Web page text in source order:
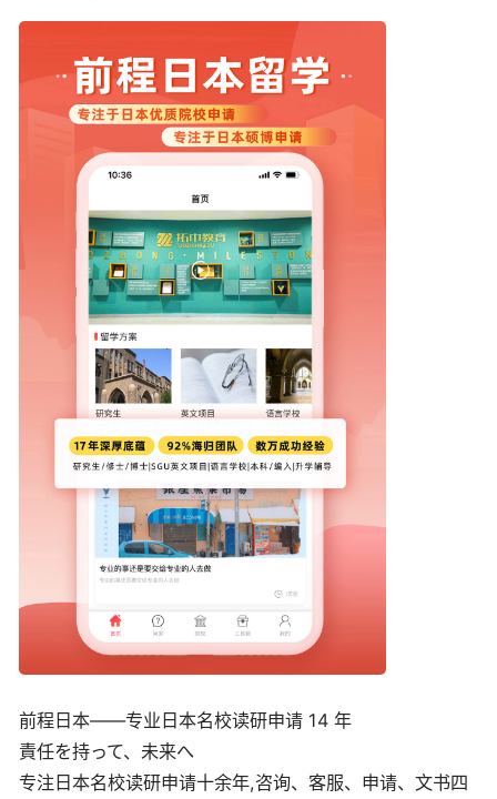
前程日本——专业日本名校读研申请 14 年
責任を持って、未来へ
专注日本名校读研申请十余年,咨询、客服、申请、文书四